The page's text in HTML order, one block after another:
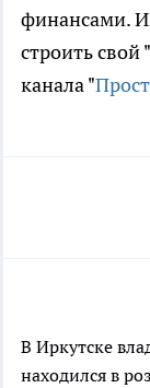
финансами.
строить
канала "
В Иркутске
находился в